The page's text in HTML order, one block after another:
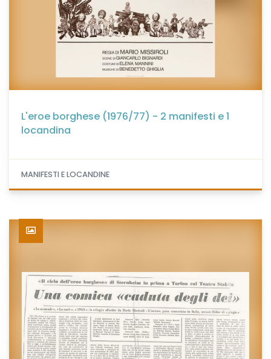
L'eroe borghese (1976/77) - 2 manifesti e 1
locandina
MANIFESTI E LOCANDINE